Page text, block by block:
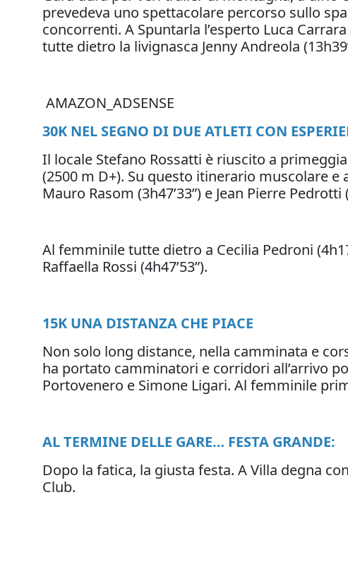
prevedeva uno spettacolare percorso sullo
concorrenti. A Spuntarla l’esperto Luca
tutte dietro la livignasca Jenny Andreola
AMAZON_ADSENSE
30K NEL SEGNO DI DUE ATLETI CON
Il locale Stefano Rossatti è riuscito a
(2500 m D+). Su questo itinerario muscolare
Mauro Rasom (3h47’33”) e Jean Pierre Pedrotti
Al femminile tutte dietro a Cecilia Pedroni
Raffaella Rossi (4h47’53”).
15K UNA DISTANZA CHE PIACE
Non solo long distance, nella camminata e
ha portato camminatori e corridori all’arrivo
Portovenero e Simone Ligari. Al femminile
AL TERMINE DELLE GARE… FESTA GRANDE:
Dopo la fatica, la giusta festa. A Villa degna
Club.